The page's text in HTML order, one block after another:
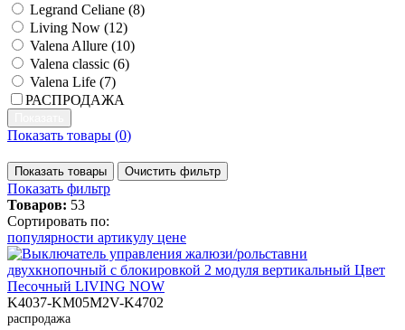
Legrand Celiane (8)
Living Now (12)
Valena Allure (10)
Valena classic (6)
Valena Life (7)
РАСПРОДАЖА
Показать товары (0)
Показать товары Очистить фильтр
Показать фильтр
Товаров: 53
Сортировать по:
популярности артикулу цене
K4037-KM05M2V-K4702
распродажа